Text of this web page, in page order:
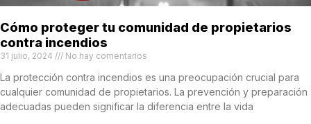
Cómo proteger tu comunidad de propietarios
contra incendios
31 julio, 2024 No hay comentarios
La protección contra incendios es una preocupación crucial para
cualquier comunidad de propietarios. La prevención y preparación
adecuadas pueden significar la diferencia entre la vida